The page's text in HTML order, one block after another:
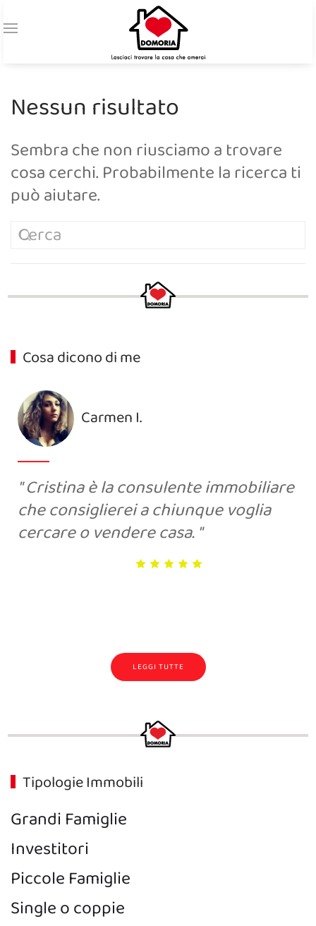
Nessun risultato
Sembra che non riusciamo a trovare
cosa cerchi. Probabilmente la ricerca ti
può aiutare.
Cosa dicono di me
Carmen I.
Cristina è la consulente immobiliare
che consiglierei a chiunque voglia
cercare o vendere casa.
LEGGI TUTTE
Tipologie Immobili
Grandi Famiglie
Investitori
Piccole Famiglie
Single o coppie